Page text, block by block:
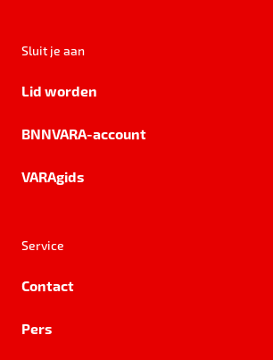
Sluit je aan
Lid worden
BNNVARA-account
VARAgids
Service
Contact
Pers